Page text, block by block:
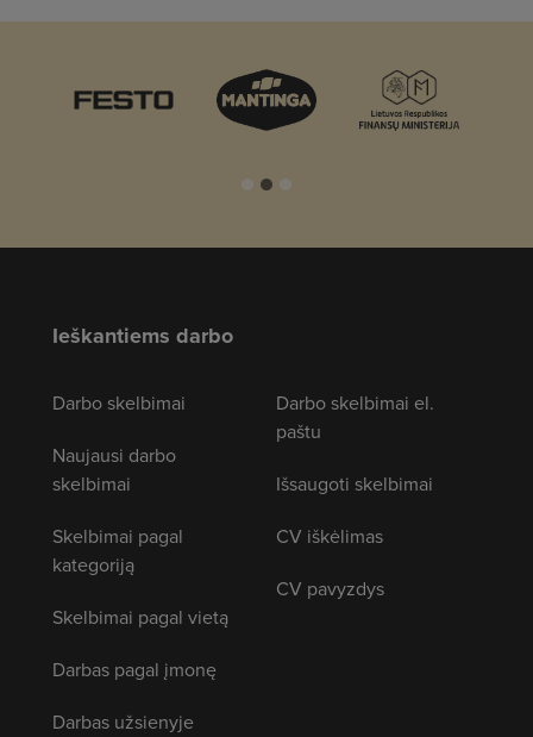
Ieškantiems darbo
Darbo skelbimai
Naujausi darbo
skelbimai
Skelbimai pagal
kategoriją
Skelbimai pagal vietą
Darbas pagal įmonę
Darbas užsienyje
Darbo skelbimai el.
paštu
Išsaugoti skelbimai
CV iškėlimas
CV pavyzdys